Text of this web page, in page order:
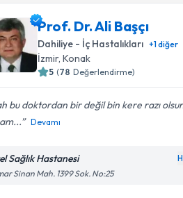
Prof. Dr. Ali Başçı
Dahiliye - İç Hastalıkları +1diğer
İzmir, Konak
5 (78 Değerlendirme)
bu doktordan bir değil bin kere razı
Devamı
Sağlık Hastanesi
Sinan Mah. 1399 Sok. No:25